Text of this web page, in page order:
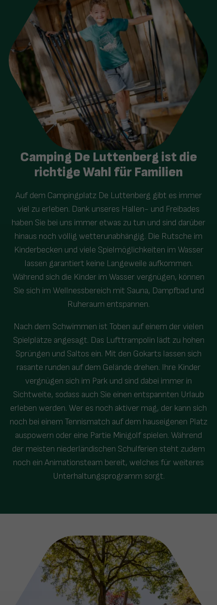
Camping De Luttenberg ist die
richtige Wahl für Familien
Auf dem Campingplatz De Luttenberg gibt es immer
viel zu erleben. Dank unseres Hallen- und Freibades
haben Sie bei uns immer etwas zu tun und sind darüber
hinaus noch völlig wetterunabhängig. Die Rutsche im
Kinderbecken und viele Spielmöglichkeiten im Wasser
lassen garantiert keine Langeweile aufkommen.
Während sich die Kinder im Wasser vergnügen, können
Sie sich im Wellnessbereich mit Sauna, Dampfbad und
Ruheraum entspannen.
Nach dem Schwimmen ist Toben auf einem der vielen
Spielplätze angesagt. Das Lufttrampolin lädt zu hohen
Sprüngen und Saltos ein. Mit den Gokarts lassen sich
rasante runden auf dem Gelände drehen. Ihre Kinder
vergnügen sich im Park und sind dabei immer in
Sichtweite, sodass auch Sie einen entspannten Urlaub
erleben werden. Wer es noch aktiver mag, der kann sich
noch bei einem Tennismatch auf dem hauseigenen Platz
auspowern oder eine Partie Minigolf spielen. Während
der meisten niederländischen Schulferien steht zudem
noch ein Animationsteam bereit, welches für weiteres
Unterhaltungsprogramm sorgt.